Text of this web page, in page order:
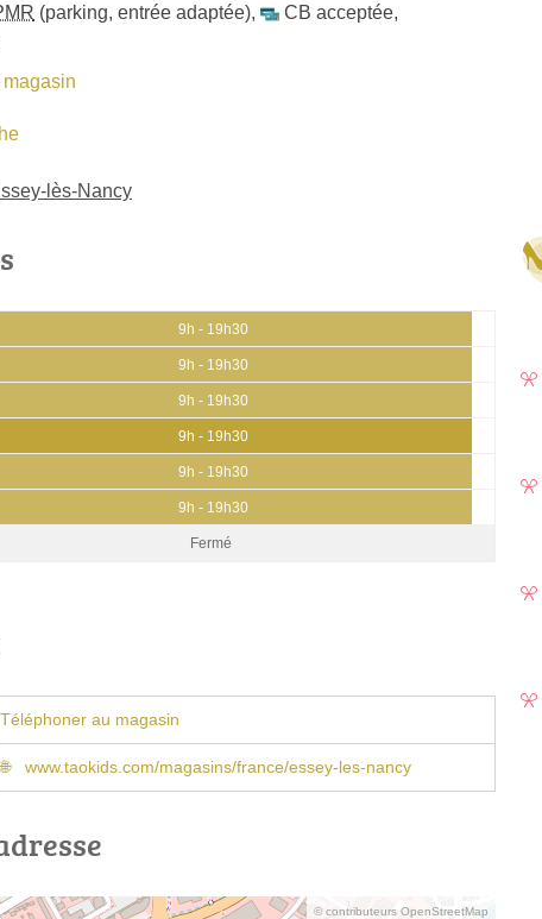
(parking, entrée adaptée), CB acceptée,
lès-Nancy
9h - 19h30
9h - 19h30
9h - 19h30
9h - 19h30
9h - 19h30
9h - 19h30
Fermé
Téléphoner au magasin
www.taokids.com/magasins/france/essey-les-nancy
© contributeurs OpenStreetMap